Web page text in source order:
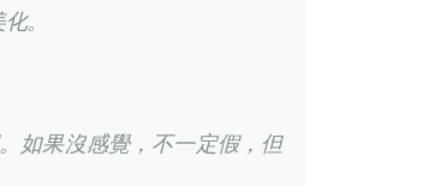
。
如果沒感覺，不一定假，但